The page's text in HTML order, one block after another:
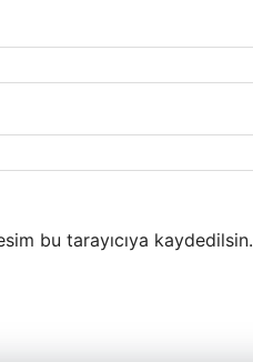
bu tarayıcıya kaydedilsin.